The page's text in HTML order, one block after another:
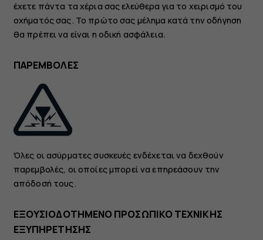
έχετε πάντα τα χέρια σας ελεύθερα για το χειρισμό του
οχήματός σας. Το πρώτο σας μέλημα κατά την οδήγηση
θα πρέπει να είναι η οδική ασφάλεια.
ΠΑΡΕΜΒΟΛΕΣ
Όλες οι ασύρματες συσκευές ενδέχεται να δεχθούν
παρεμβολές, οι οποίες μπορεί να επηρεάσουν την
απόδοσή τους.
ΕΞΟΥΣΙΟΔΟΤΗΜΕΝΟ ΠΡΟΣΩΠΙΚΟ ΤΕΧΝΙΚΗΣ
ΕΞΥΠΗΡΕΤΗΣΗΣ